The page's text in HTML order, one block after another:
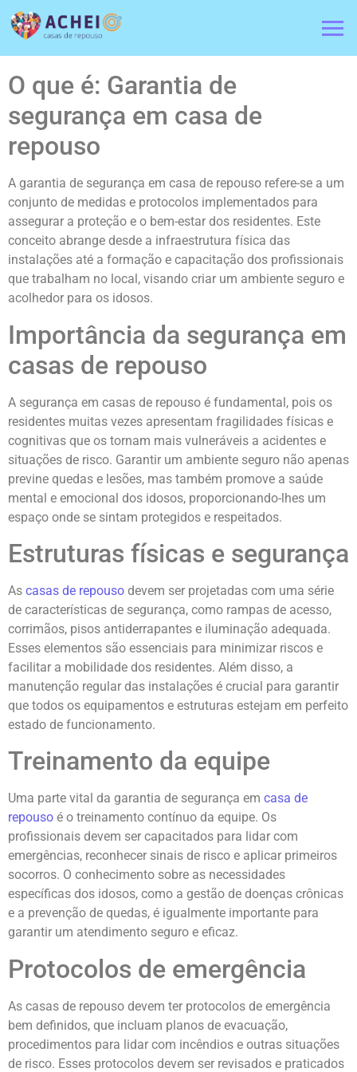
O que é: Garantia de
segurança em casa de
repouso
A garantia de segurança em casa de repouso refere-se a um
conjunto de medidas e protocolos implementados para
assegurar a proteção e o bem-estar dos residentes. Este
conceito abrange desde a infraestrutura física das
instalações até a formação e capacitação dos profissionais
que trabalham no local, visando criar um ambiente seguro e
acolhedor para os idosos.
Importância da segurança em
casas de repouso
A segurança em casas de repouso é fundamental, pois os
residentes muitas vezes apresentam fragilidades físicas e
cognitivas que os tornam mais vulneráveis a acidentes e
situações de risco. Garantir um ambiente seguro não apenas
previne quedas e lesões, mas também promove a saúde
mental e emocional dos idosos, proporcionando-lhes um
espaço onde se sintam protegidos e respeitados.
Estruturas físicas e segurança
As casas de repouso devem ser projetadas com uma série
de características de segurança, como rampas de acesso,
corrimãos, pisos antiderrapantes e iluminação adequada.
Esses elementos são essenciais para minimizar riscos e
facilitar a mobilidade dos residentes. Além disso, a
manutenção regular das instalações é crucial para garantir
que todos os equipamentos e estruturas estejam em perfeito
estado de funcionamento.
Treinamento da equipe
Uma parte vital da garantia de segurança em casa de
repouso é o treinamento contínuo da equipe. Os
profissionais devem ser capacitados para lidar com
emergências, reconhecer sinais de risco e aplicar primeiros
socorros. O conhecimento sobre as necessidades
específicas dos idosos, como a gestão de doenças crônicas
e a prevenção de quedas, é igualmente importante para
garantir um atendimento seguro e eficaz.
Protocolos de emergência
As casas de repouso devem ter protocolos de emergência
bem definidos, que incluam planos de evacuação,
procedimentos para lidar com incêndios e outras situações
de risco. Esses protocolos devem ser revisados e praticados